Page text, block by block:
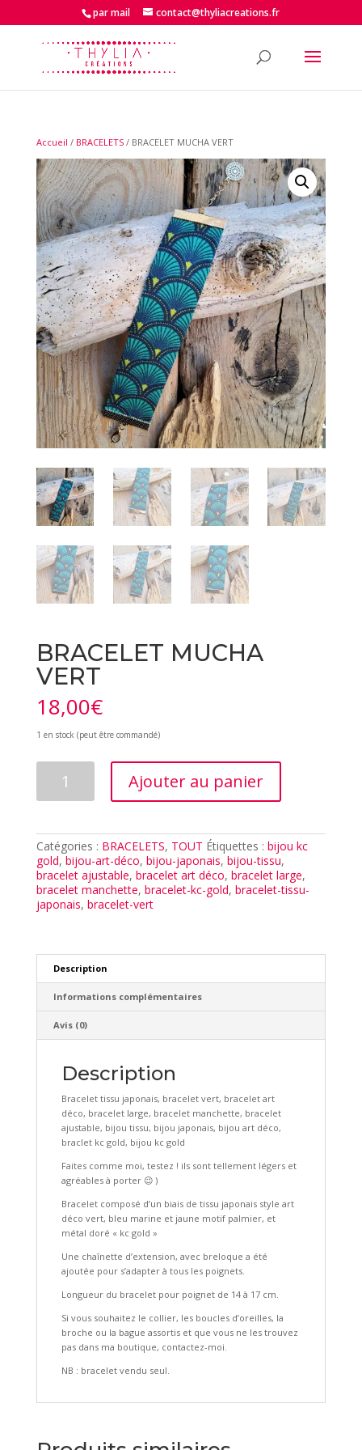
par mail contact@thyliacreations.fr
Accueil / BRACELETS/ BRACELET MUCHA VERT
BRACELET MUCHA
VERT
18,00€
1 en stock (peut être commandé)
Ajouter au panier
Catégories : BRACELETS, TOUT Étiquettes : bijou kc
gold, bijou-art-déco, bijou-japonais, bijou-tissu,
bracelet ajustable, bracelet art déco, bracelet large,
bracelet manchette, bracelet-kc-gold, bracelet-tissu-
japonais, bracelet-vert
Description
Informations complémentaires
Avis (0)
Description
Bracelet tissu japonais, bracelet vert, bracelet art
déco, bracelet large, bracelet manchette, bracelet
ajustable, bijou tissu, bijou japonais, bijou art déco,
braclet kc gold, bijou kc gold
Faites comme moi, testez ! ils sont tellement légers et
agréables à porter 😉 )
Bracelet composé d’un biais de tissu japonais style art
déco vert, bleu marine et jaune motif palmier, et
métal doré « kc gold »
Une chaînette d’extension, avec breloque a été
ajoutée pour s’adapter à tous les poignets.
Longueur du bracelet pour poignet de 14 à 17 cm.
Si vous souhaitez le collier, les boucles d’oreilles, la
broche ou la bague assortis et que vous ne les trouvez
pas dans ma boutique, contactez-moi.
NB : bracelet vendu seul.